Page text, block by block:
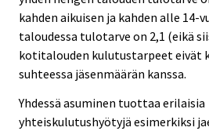
kahden aikuisen ja kahden alle 14-
taloudessa tulotarve on 2,1 (eikä
kotitalouden kulutustarpeet eivät
suhteessa jäsenmäärän kanssa.
Yhdessä asuminen tuottaa erilaisia
yhteiskulutushyötyjä esimerkiksi